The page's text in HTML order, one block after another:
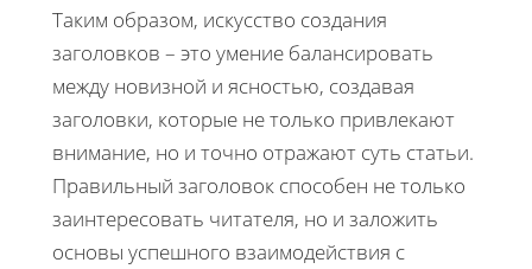
Таким образом, искусство создания
заголовков – это умение балансировать
между новизной и ясностью, создавая
заголовки, которые не только привлекают
внимание, но и точно отражают суть статьи.
Правильный заголовок способен не только
заинтересовать читателя, но и заложить
основы успешного взаимодействия с